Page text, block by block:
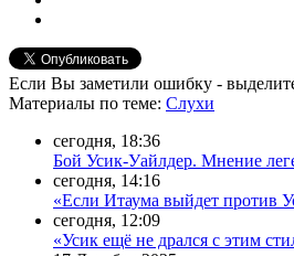
Если Вы заметили ошибку -
Материалы по теме: Слухи
сегодня, 18:36
Бой Усик-Уайлдер. Мнение
сегодня, 14:16
«Если Итаума выйдет против
сегодня, 12:09
«Усик ещё не дрался с этим